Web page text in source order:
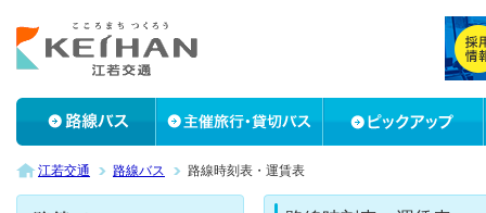
江若交通 路線バス 路線時刻表・運賃表